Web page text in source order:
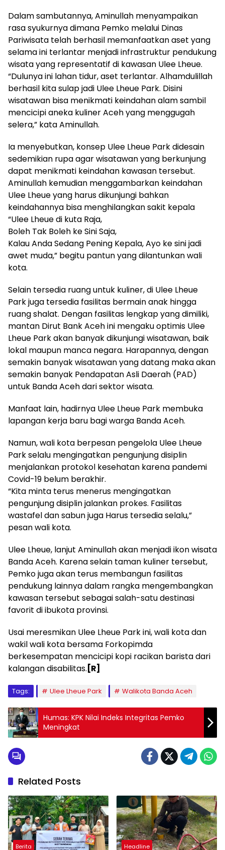
Dalam sambutannya, Aminullah menyampaikan
rasa syukurnya dimana Pemko melalui Dinas
Pariwisata telah berhasil memanfaatkan aset yang
selama ini terlantar menjadi infrastruktur pendukung
wisata yang representatif di kawasan Ulee Lheue.
“Dulunya ini lahan tidur, aset terlantar. Alhamdulillah
berhasil kita sulap jadi Ulee Lheue Park. Disini
wisatawan bisa menikmati keindahan alam sambil
mencicipi aneka kuliner Aceh yang menggugah
selera,” kata Aminullah.
Ia menyebutkan, konsep Ulee Lheue Park didesain
sedemikian rupa agar wisatawan yang berkunjung
dapat menikmati keindahan kawasan tersebut.
Aminullah kemudian menggambarkan keindahan
Ulee Lheue yang harus dikunjungi bahkan
keindahannya bisa menghilangkan sakit kepala
“Ulee Lheue di kuta Raja,
Boleh Tak Boleh ke Sini Saja,
Kalau Anda Sedang Pening Kepala, Ayo ke sini jadi
awet muda,” begitu pantun yang dilantunkan wali
kota.
Selain tersedia ruang untuk kuliner, di Ulee Lheue
Park juga tersedia fasilitas bermain anak hingga
ruang shalat. Dengan fasilitas lengkap yang dimiliki,
mantan Dirut Bank Aceh ini mengaku optimis Ulee
Lheue Park akan banyak dikunjungi wisatawan, baik
lokal maupun manca negara. Harapannya, dengan
semakin banyak wisatawan yang datang maka akan
semakin banyak Pendapatan Asli Daerah (PAD)
untuk Banda Aceh dari sektor wisata.
Manfaat lain, hadirnya Ulee Lheue Park membuka
lapangan kerja baru bagi warga Banda Aceh.
Namun, wali kota berpesan pengelola Ulee Lheue
Park selalu mengingatkan pengunjung disiplin
menjalankan protokol kesehatan karena pandemi
Covid-19 belum berakhir.
“Kita minta terus menerus mengingatkan
pengunjung disiplin jalankan prokes. Fasilitas
wastafel dan sabun juga Harus tersedia selalu,”
pesan wali kota.
Ulee Lheue, lanjut Aminullah akan menjadi ikon wisata
Banda Aceh. Karena selain taman kuliner tersebut,
Pemko juga akan terus membangun fasilitas
pendukung lainnya dalam rangka mengembangkan
kawasan tersebut sebagai salah-satu destinasi
favorit di ibukota provinsi.
Usai meresmikan Ulee Lheue Park ini, wali kota dan
wakil wali kota bersama Forkopimda
berkesempatan mencicipi kopi racikan barista dari
kalangan disabilitas. [R]
Tags: Ulee Lheue Park Walikota Banda Aceh
Humas: KPK Nilai Indeks Integritas Pemko
Meningkat
Related Posts
Berita Headline